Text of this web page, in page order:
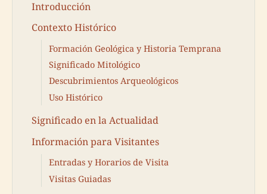
Introducción
Contexto Histórico
Formación Geológica y Historia Temprana
Significado Mitológico
Descubrimientos Arqueológicos
Uso Histórico
Significado en la Actualidad
Información para Visitantes
Entradas y Horarios de Visita
Visitas Guiadas